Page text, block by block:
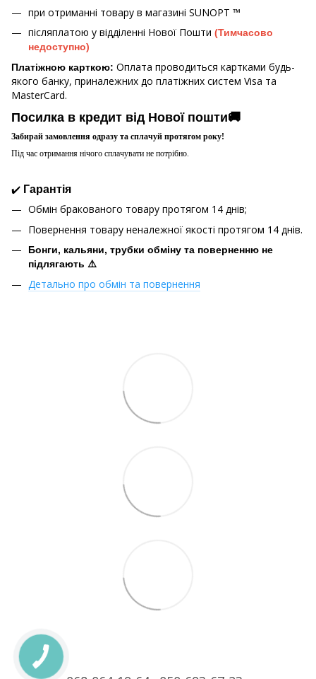
при отриманні товару в магазині SUNOPT ™
післяплатою у відділенні Нової Пошти (Тимчасово
недоступно)
Платіжною карткою: Оплата проводиться картками будь-
якого банку, приналежних до платіжних систем Visa та
MasterCard.
Посилка в кредит від Нової пошти🚚
Забирай замовлення одразу та сплачуй протягом року!
Під час отримання нічого сплачувати не потрібно.
✔️ Гарантія
Обмін бракованого товару протягом 14 днів;
Повернення товару неналежної якості протягом 14 днів.
Бонги, кальяни, трубки обміну та поверненню не
підлягають ⚠️
Детально про обмін та повернення